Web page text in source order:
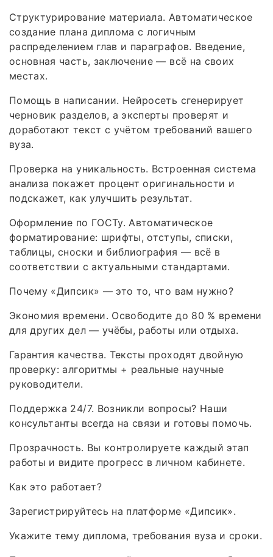
Структурирование материала. Автоматическое
создание плана диплома с логичным
распределением глав и параграфов. Введение,
основная часть, заключение — всё на своих
местах.
Помощь в написании. Нейросеть сгенерирует
черновик разделов, а эксперты проверят и
доработают текст с учётом требований вашего
вуза.
Проверка на уникальность. Встроенная система
анализа покажет процент оригинальности и
подскажет, как улучшить результат.
Оформление по ГОСТу. Автоматическое
форматирование: шрифты, отступы, списки,
таблицы, сноски и библиография — всё в
соответствии с актуальными стандартами.
Почему «Дипсик» — это то, что вам нужно?
Экономия времени. Освободите до 80 % времени
для других дел — учёбы, работы или отдыха.
Гарантия качества. Тексты проходят двойную
проверку: алгоритмы + реальные научные
руководители.
Поддержка 24/7. Возникли вопросы? Наши
консультанты всегда на связи и готовы помочь.
Прозрачность. Вы контролируете каждый этап
работы и видите прогресс в личном кабинете.
Как это работает?
Зарегистрируйтесь на платформе «Дипсик».
Укажите тему диплома, требования вуза и сроки.